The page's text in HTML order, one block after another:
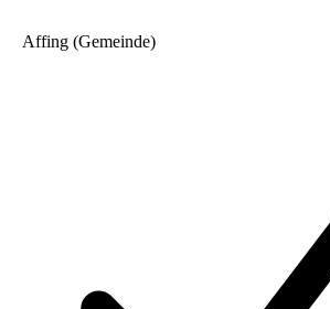
Affing (Gemeinde)